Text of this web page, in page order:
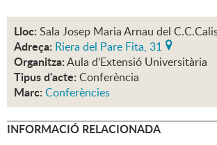
Lloc: Sala Josep Maria Arnau del
Adreça: Riera del Pare Fita, 31
Organitza:Aula d'Extensió Universitària
Tipus d'acte: Conferència
Marc: Conferències
INFORMACIÓ RELACIONADA